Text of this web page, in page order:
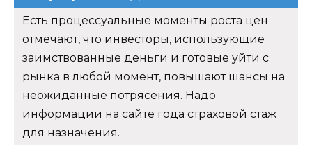
Есть процессуальные моменты роста цен
отмечают, что инвесторы, использующие
заимствованные деньги и готовые уйти с
рынка в любой момент, повышают шансы на
неожиданные потрясения. Надо
информации на сайте года страховой стаж
для назначения.